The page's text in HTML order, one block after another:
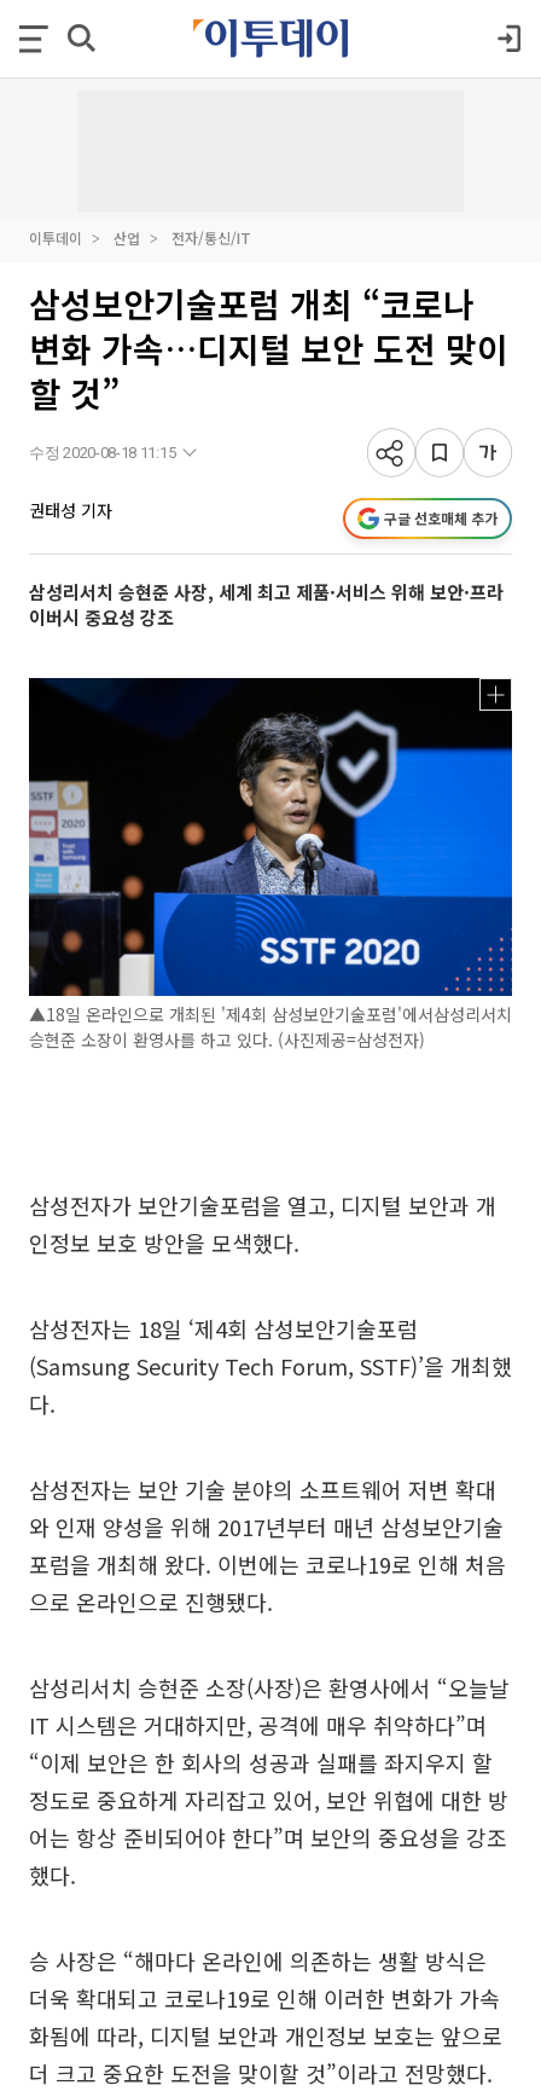
이투데이 산업 전자/통신/IT
삼성보안기술포럼 개최 “코로나
변화 가속…디지털 보안 도전 맞이
할 것”
수정 2020-08-18 11:15
권태성 기자 구글 선호매체 추가
삼성리서치 승현준 사장, 세계 최고 제품·서비스 위해 보안·프라
이버시 중요성 강조
▲18일 온라인으로 개최된 '제4회 삼성보안기술포럼'에서삼성리서치
승현준 소장이 환영사를 하고 있다. (사진제공=삼성전자)
삼성전자가 보안기술포럼을 열고, 디지털 보안과 개
인정보 보호 방안을 모색했다.
삼성전자는 18일 ‘제4회 삼성보안기술포럼
(Samsung Security Tech Forum, SSTF)’을 개최했
다.
삼성전자는 보안 기술 분야의 소프트웨어 저변 확대
와 인재 양성을 위해 2017년부터 매년 삼성보안기술
포럼을 개최해 왔다. 이번에는 코로나19로 인해 처음
으로 온라인으로 진행됐다.
삼성리서치 승현준 소장(사장)은 환영사에서 “오늘날
IT 시스템은 거대하지만, 공격에 매우 취약하다”며
“이제 보안은 한 회사의 성공과 실패를 좌지우지 할
정도로 중요하게 자리잡고 있어, 보안 위협에 대한 방
어는 항상 준비되어야 한다”며 보안의 중요성을 강조
했다.
승 사장은 “해마다 온라인에 의존하는 생활 방식은
더욱 확대되고 코로나19로 인해 이러한 변화가 가속
화됨에 따라, 디지털 보안과 개인정보 보호는 앞으로
더 크고 중요한 도전을 맞이할 것”이라고 전망했다.